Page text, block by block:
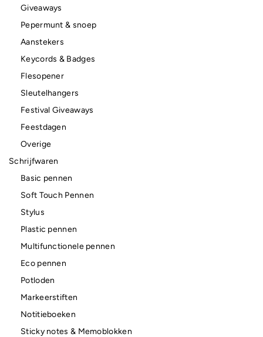
Giveaways
Pepermunt & snoep
Aanstekers
Keycords & Badges
Flesopener
Sleutelhangers
Festival Giveaways
Feestdagen
Overige
Schrijfwaren
Basic pennen
Soft Touch Pennen
Stylus
Plastic pennen
Multifunctionele pennen
Eco pennen
Potloden
Markeerstiften
Notitieboeken
Sticky notes & Memoblokken